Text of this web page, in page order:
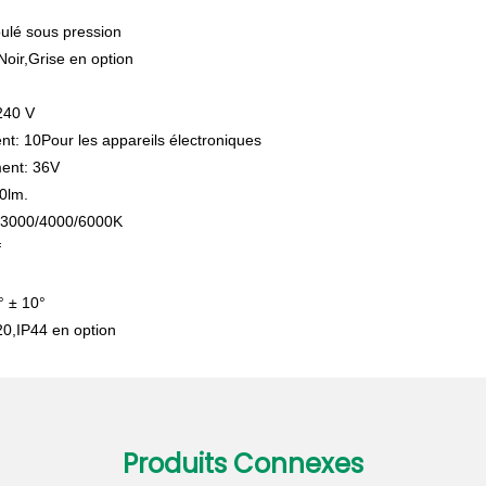
sous pression
en option
V
10Pour les appareils électroniques
36V
4000/6000K
± 10°
en option
Produits Connexes